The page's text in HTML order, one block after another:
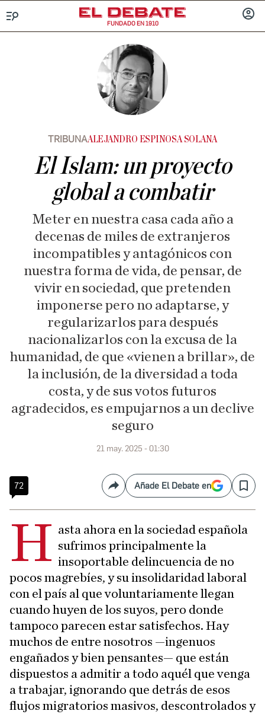
FUNDADO EN 1910
TRIBUNAALEJANDRO ESPINOSA SOLANA
El Islam: un proyecto
global a combatir
Meter en nuestra casa cada año a
decenas de miles de extranjeros
incompatibles y antagónicos con
nuestra forma de vida, de pensar, de
vivir en sociedad, que pretenden
imponerse pero no adaptarse, y
regularizarlos para después
nacionalizarlos con la excusa de la
humanidad, de que «vienen a brillar», de
la inclusión, de la diversidad a toda
costa, y de sus votos futuros
agradecidos, es empujarnos a un declive
seguro
21 may. 2025 - 01:30
72 CompartirAñade El Debate en Save
H asta ahora en la sociedad española
sufrimos principalmente la
insoportable delincuencia de no
pocos magrebíes, y su insolidaridad laboral
con el país al que voluntariamente llegan
cuando huyen de los suyos, pero donde
tampoco parecen estar satisfechos. Hay
muchos de entre nosotros —ingenuos
engañados y bien pensantes— que están
dispuestos a admitir a todo aquél que venga
a trabajar, ignorando que detrás de esos
flujos migratorios masivos, descontrolados y